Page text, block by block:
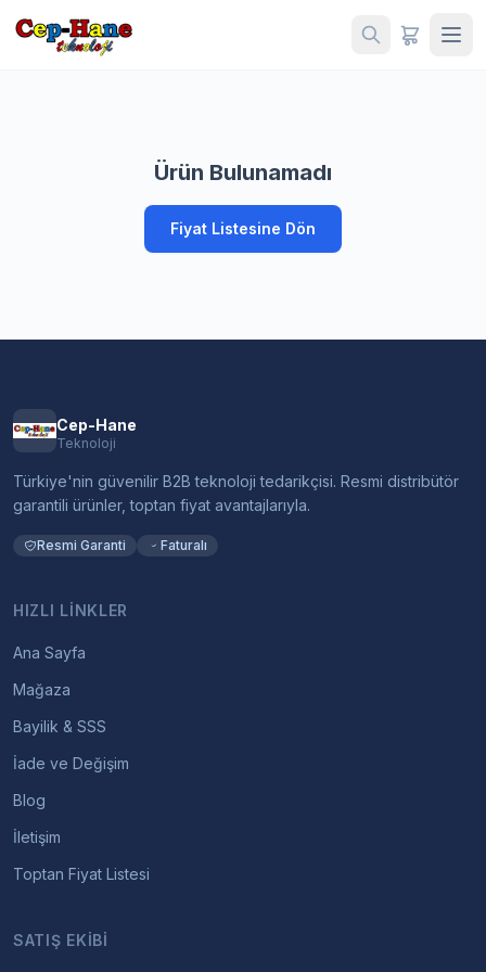
Ürün Bulunamadı
Fiyat Listesine Dön
Cep-Hane
Teknoloji
Türkiye'nin güvenilir B2B teknoloji tedarikçisi. Resmi distribütör
garantili ürünler, toptan fiyat avantajlarıyla.
Resmi Garanti Faturalı
HIZLI LINKLER
Ana Sayfa
Mağaza
Bayilik & SSS
İade ve Değişim
Blog
İletişim
Toptan Fiyat Listesi
SATIŞ EKIBI